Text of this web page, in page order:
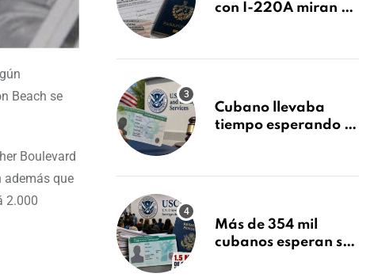
Beach se
Boulevard
además que
2.000
con I-220A miran al
decidirse en una
Cubano llevaba
tiempo esperando su
tras Writ of
Más de 354 mil
cubanos esperan su